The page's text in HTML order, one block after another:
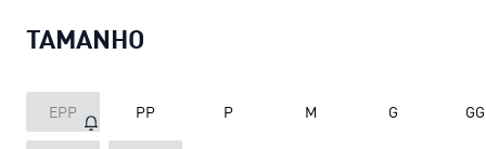
TAMANHO
EPP PP P M G GG